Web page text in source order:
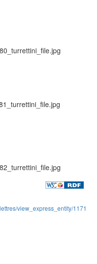
view_express_entity/1171